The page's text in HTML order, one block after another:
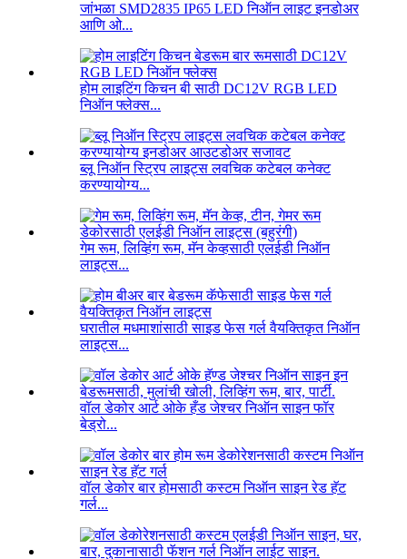
जांभळा SMD2835 IP65 LED निऑन लाइट इनडोअर
आणि ओ...
होम लाइटिंग किचन बी साठी DC12V RGB LED
निऑन फ्लेक्स...
ब्लू निऑन स्ट्रिप लाइट्स लवचिक कटेबल कनेक्ट
करण्यायोग्य...
गेम रूम, लिव्हिंग रूम, मॅन केव्हसाठी एलईडी निऑन
लाइट्स...
घरातील मधमाशांसाठी साइड फेस गर्ल वैयक्तिकृत निऑन
लाइट्स...
वॉल डेकोर आर्ट ओके हँड जेश्चर निऑन साइन फॉर
बेड्रो...
वॉल डेकोर बार होमसाठी कस्टम निऑन साइन रेड हॅट
गर्ल...